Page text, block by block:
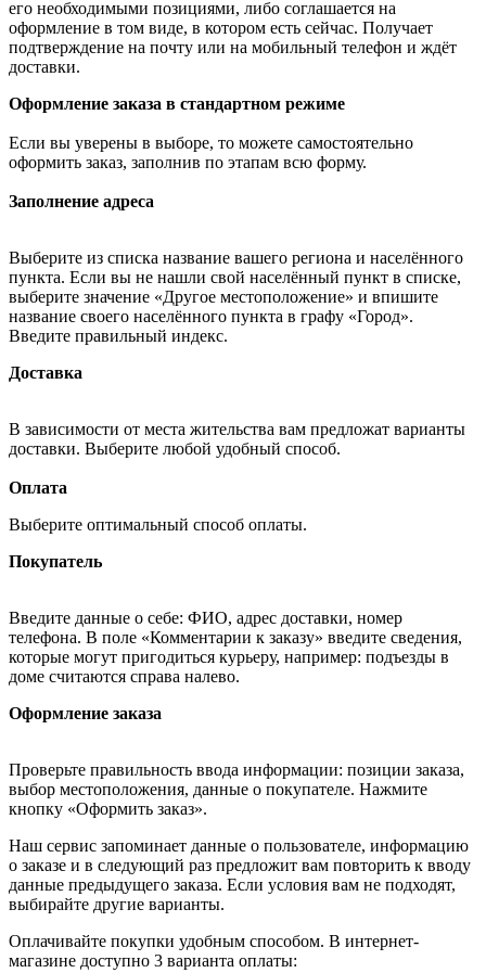
его необходимыми позициями, либо соглашается на
оформление в том виде, в котором есть сейчас. Получает
подтверждение на почту или на мобильный телефон и ждёт
доставки.
Оформление заказа в стандартном режиме
Если вы уверены в выборе, то можете самостоятельно
оформить заказ, заполнив по этапам всю форму.
Заполнение адреса
Выберите из списка название вашего региона и населённого
пункта. Если вы не нашли свой населённый пункт в списке,
выберите значение «Другое местоположение» и впишите
название своего населённого пункта в графу «Город».
Введите правильный индекс.
Доставка
В зависимости от места жительства вам предложат варианты
доставки. Выберите любой удобный способ.
Оплата
Выберите оптимальный способ оплаты.
Покупатель
Введите данные о себе: ФИО, адрес доставки, номер
телефона. В поле «Комментарии к заказу» введите сведения,
которые могут пригодиться курьеру, например: подъезды в
доме считаются справа налево.
Оформление заказа
Проверьте правильность ввода информации: позиции заказа,
выбор местоположения, данные о покупателе. Нажмите
кнопку «Оформить заказ».
Наш сервис запоминает данные о пользователе, информацию
о заказе и в следующий раз предложит вам повторить к вводу
данные предыдущего заказа. Если условия вам не подходят,
выбирайте другие варианты.
Оплачивайте покупки удобным способом. В интернет-
магазине доступно 3 варианта оплаты: